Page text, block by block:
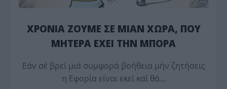
ΧΡΟΝΙΑ ΖΟΥΜΕ ΣΕ ΜΙΑΝ ΧΩΡΑ, ΠΟΥ
ΜΗΤΕΡΑ ΕΧΕΙ ΤΗΝ ΜΠΟΡΑ
Εάν σέ βρεί μιά συμφορά βοήθεια μήν ζητήσεις
η Εφορία είναι εκεί καί θά…